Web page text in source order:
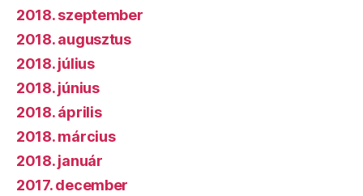
2018. szeptember
2018. augusztus
2018. július
2018. június
2018. április
2018. március
2018. január
2017. december